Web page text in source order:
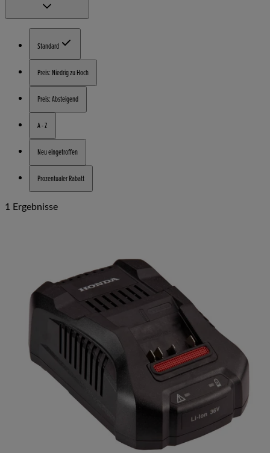
Standard
Preis: Niedrig zu Hoch
Preis: Absteigend
A - Z
Neu eingetroffen
Prozentualer Rabatt
1 Ergebnisse